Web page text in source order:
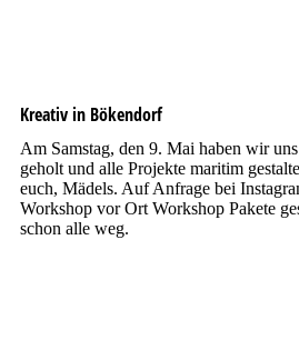
Kreativ in Bökendorf
Am Samstag, den 9. Mai haben wir
geholt und alle Projekte maritim
euch, Mädels. Auf Anfrage bei
Workshop vor Ort Workshop Pakete
schon alle weg.